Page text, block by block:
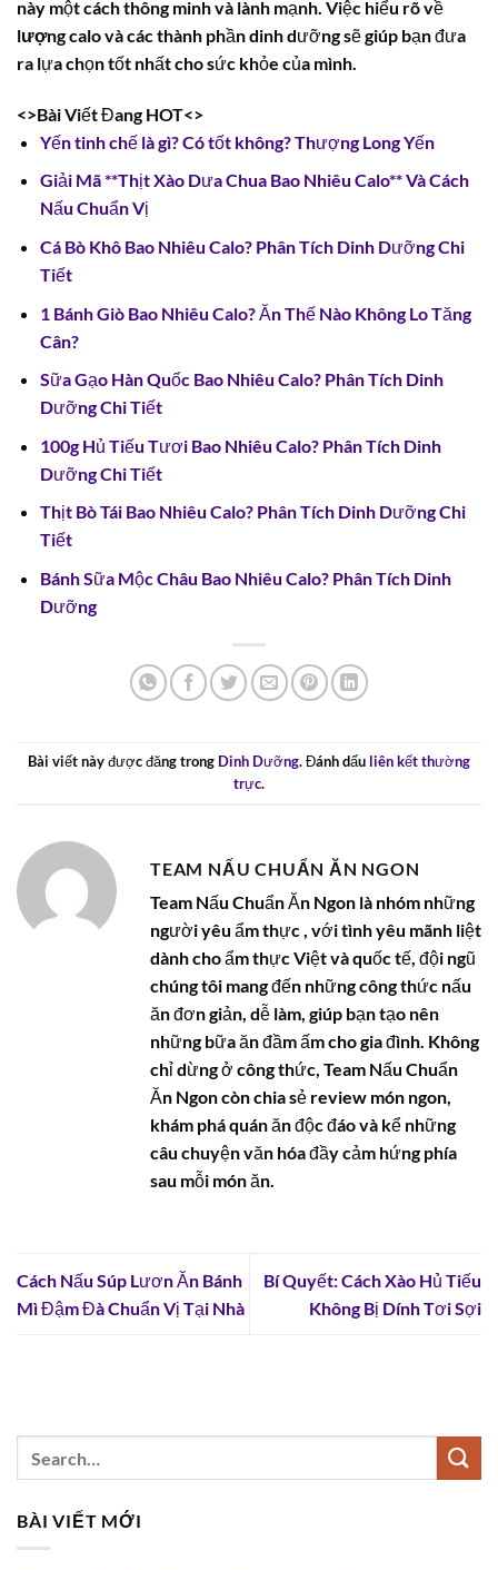
này một cách thông minh và lành mạnh. Việc hiểu rõ về
lượng calovà các thành phần dinh dưỡng sẽ giúp bạn đưa
ra lựa chọn tốt nhất cho sức khỏe của mình.
<>Bài Viết Đang HOT<>
Yến tinh chế là gì? Có tốt không? Thượng Long Yến
Giải Mã **Thịt Xào Dưa Chua Bao Nhiêu Calo** Và Cách
Nấu Chuẩn Vị
Cá Bò Khô Bao Nhiêu Calo? Phân Tích Dinh Dưỡng Chi
Tiết
1 Bánh Giò Bao Nhiêu Calo? Ăn Thế Nào Không Lo Tăng
Cân?
Sữa Gạo Hàn Quốc Bao Nhiêu Calo? Phân Tích Dinh
Dưỡng Chi Tiết
100g Hủ Tiếu Tươi Bao Nhiêu Calo? Phân Tích Dinh
Dưỡng Chi Tiết
Thịt Bò Tái Bao Nhiêu Calo? Phân Tích Dinh Dưỡng Chi
Tiết
Bánh Sữa Mộc Châu Bao Nhiêu Calo? Phân Tích Dinh
Dưỡng
Bài viết này được đăng trong Dinh Dưỡng. Đánh dấu liên kết thường
trực.
TEAM NẤU CHUẨN ĂN NGON
Team Nấu Chuẩn Ăn Ngon là nhóm những
người yêu ẩm thực , với tình yêu mãnh liệt
dành cho ẩm thực Việt và quốc tế, đội ngũ
chúng tôi mang đến những công thức nấu
ăn đơn giản, dễ làm, giúp bạn tạo nên
những bữa ăn đầm ấm cho gia đình. Không
chỉ dừng ở công thức, Team Nấu Chuẩn
Ăn Ngon còn chia sẻ review món ngon,
khám phá quán ăn độc đáo và kể những
câu chuyện văn hóa đầy cảm hứng phía
sau mỗi món ăn.
Cách Nấu Súp Lươn Ăn Bánh
Mì Đậm Đà Chuẩn Vị Tại Nhà
Bí Quyết: Cách Xào Hủ Tiếu
Không Bị Dính Tơi Sợi
BÀI VIẾT MỚI